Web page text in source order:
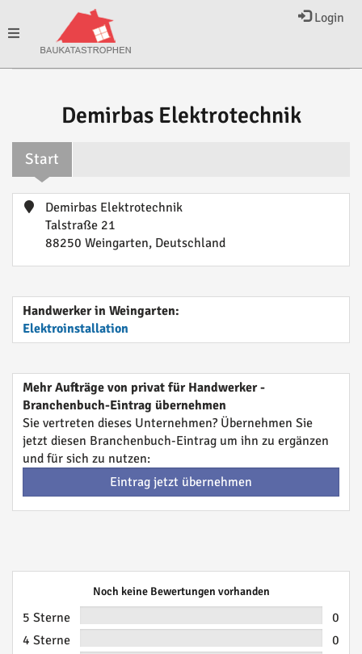
Login
Toggle
Demirbas Elektrotechnik
Start
Demirbas Elektrotechnik
Talstraße 21
88250 Weingarten, Deutschland
Handwerker in Weingarten:
Elektroinstallation
Mehr Aufträge von privat für Handwerker -
Branchenbuch-Eintrag übernehmen
Sie vertreten dieses Unternehmen? Übernehmen Sie
jetzt diesen Branchenbuch-Eintrag um ihn zu ergänzen
und für sich zu nutzen:
Eintrag jetzt übernehmen
Noch keine Bewertungen vorhanden
5 Sterne
0
4 Sterne
0